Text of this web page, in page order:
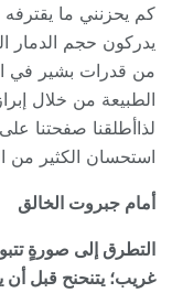
كم يحزنني ما يقترفه
يدركون حجم الدمار
من قدرات بشير في
الطبيعة من خلال
لذاأطلقنا صفحتنا
استحسان الكثير من
أمام جبروت الخالق
التطرق إلى صورةٍ
غريب؛ يتنحنح قبل أن